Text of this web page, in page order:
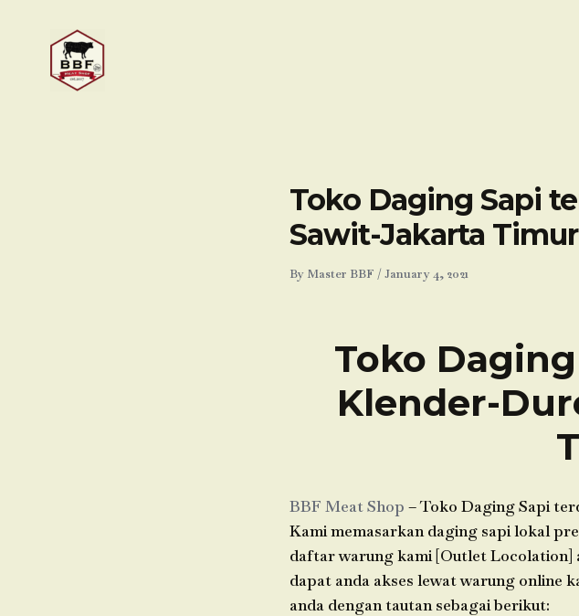
Toko Daging Sapi
Sawit-Jakarta Timur
By Master BBF /January 4, 2021
Toko
Klender-
BBF Meat Shop – Toko Daging Sapi
Kami memasarkan daging sapi lokal
daftar warung kami [Outlet Locolation]
dapat anda akses lewat warung online
anda dengan tautan sebagai berikut: